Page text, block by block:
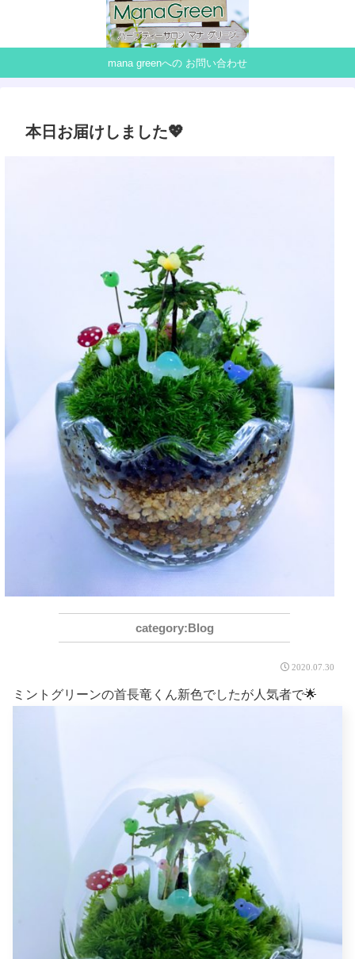
mana greenへの お問い合わせ
本日お届けしました💖
Blog
2020.07.30
ミントグリーンの首長竜くん新色でしたが人気者で🌟